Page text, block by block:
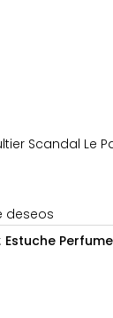
Scandal Le
deseos
Estuche